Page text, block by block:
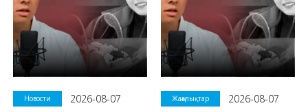
Новости
2026-08-07
Жаңалықтар
2026-08-07